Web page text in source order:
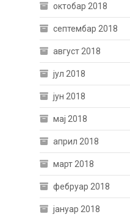
октобар 2018
септембар 2018
август 2018
јул 2018
јун 2018
мај 2018
април 2018
март 2018
фебруар 2018
јануар 2018